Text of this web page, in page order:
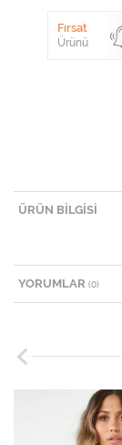
Fırsat
Ürünü
ÜRÜN BILGISI
YORUMLAR (0)